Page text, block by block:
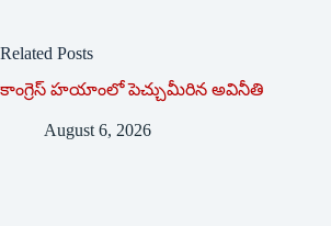
Related Posts
కాంగ్రెస్ హయాంలో పెచ్చుమీరిన అవినీతి
August 6, 2026